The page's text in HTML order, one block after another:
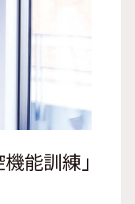
能訓練」